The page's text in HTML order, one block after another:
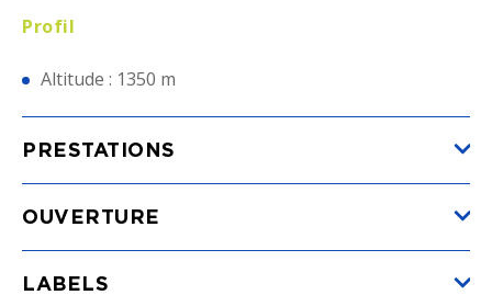
Profil
Altitude : 1350 m
PRESTATIONS
OUVERTURE
LABELS